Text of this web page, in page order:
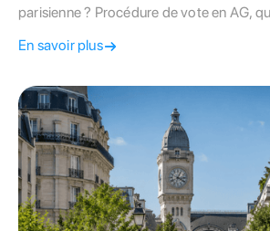
parisienne ? Procédure de vote en AG,
En savoir plus